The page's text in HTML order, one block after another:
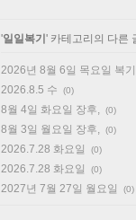
'일일복기 ' 카테고리의 다른
2026년 8월 6일 목요일 복기
2026.8.5 수 (0)
8월 4일 화요일 장후, (0)
8월 3일 월요일 장후, (0)
2026.7.28 화요일 (0)
2026.7.28 화요일 (0)
2027년 7월 27일 월요일 (0)